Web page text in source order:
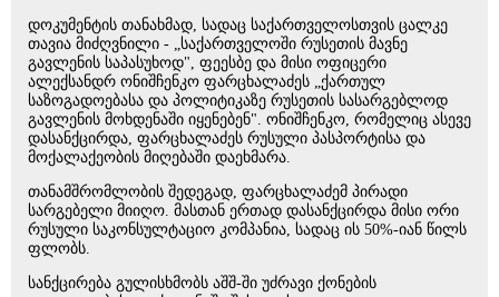
დოკუმენტის თანახმად, სადაც საქართველოსთვის ცალკე
თავია მიძღვნილი - „საქართველოში რუსეთის მავნე
გავლენის საპასუხოდ", ფეესბე და მისი ოფიცერი
ალექსანდრ ონიშჩენკო ფარცხალაძეს „ქართულ
საზოგადოებასა და პოლიტიკაზე რუსეთის სასარგებლოდ
გავლენის მოხდენაში იყენებენ". ონიშჩენკო, რომელიც ასევე
დასანქცირდა, ფარცხალაძეს რუსული პასპორტისა და
მოქალაქეობის მიღებაში დაეხმარა.
თანამშრომლობის შედეგად, ფარცხალაძემ პირადი
სარგებელი მიიღო. მასთან ერთად დასანქცირდა მისი ორი
რუსული საკონსულტაციო კომპანია, სადაც ის 50%-იან წილს
ფლობს.
სანქცირება გულისხმობს აშშ-ში უძრავი ქონების